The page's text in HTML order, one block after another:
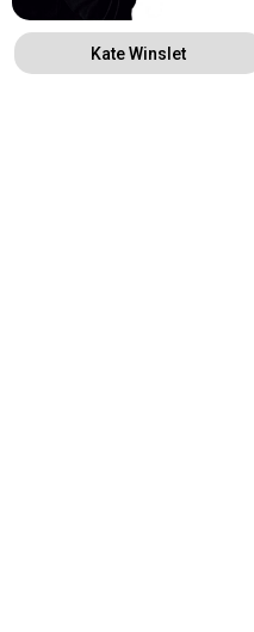
Kate Winslet